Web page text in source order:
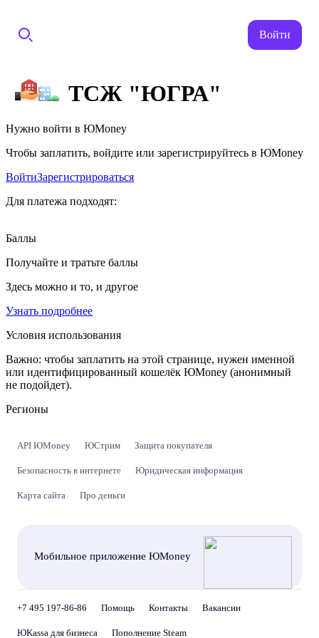
Войти
ТСЖ "ЮГРА"
Нужно войти в ЮMoney
Чтобы заплатить, войдите или зарегистрируйтесь в ЮMoney
ВойтиЗарегистрироваться
Для платежа подходят:
Баллы
Получайте и тратьте баллы
Здесь можно и то, и другое
Узнать подробнее
Условия использования
Важно: чтобы заплатить на этой странице, нужен именной
или идентифицированный кошелёк ЮMoney (анонимный
не подойдет).
Регионы
API ЮMoney ЮСтрим Защита покупателя
Безопасность в интернете Юридическая информация
Карта сайта Про деньги
Мобильное приложение ЮMoney
+7 495 197-86-86 Помощь Контакты Вакансии
ЮKassa для бизнеса Пополнение Steam